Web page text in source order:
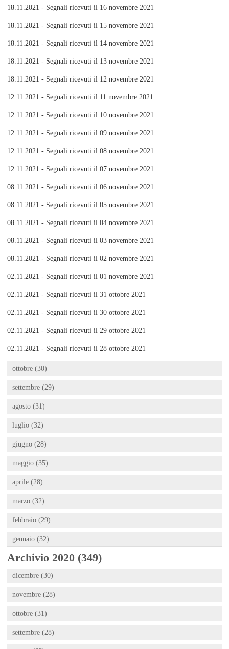
18.11.2021 - Segnali ricevuti il 16 novembre 2021
18.11.2021 - Segnali ricevuti il 15 novembre 2021
18.11.2021 - Segnali ricevuti il 14 novembre 2021
18.11.2021 - Segnali ricevuti il 13 novembre 2021
18.11.2021 - Segnali ricevuti il 12 novembre 2021
12.11.2021 - Segnali ricevuti il 11 novembre 2021
12.11.2021 - Segnali ricevuti il 10 novembre 2021
12.11.2021 - Segnali ricevuti il 09 novembre 2021
12.11.2021 - Segnali ricevuti il 08 novembre 2021
12.11.2021 - Segnali ricevuti il 07 novembre 2021
08.11.2021 - Segnali ricevuti il 06 novembre 2021
08.11.2021 - Segnali ricevuti il 05 novembre 2021
08.11.2021 - Segnali ricevuti il 04 novembre 2021
08.11.2021 - Segnali ricevuti il 03 novembre 2021
08.11.2021 - Segnali ricevuti il 02 novembre 2021
02.11.2021 - Segnali ricevuti il 01 novembre 2021
02.11.2021 - Segnali ricevuti il 31 ottobre 2021
02.11.2021 - Segnali ricevuti il 30 ottobre 2021
02.11.2021 - Segnali ricevuti il 29 ottobre 2021
02.11.2021 - Segnali ricevuti il 28 ottobre 2021
ottobre (30)
settembre (29)
agosto (31)
luglio (32)
giugno (28)
maggio (35)
aprile (28)
marzo (32)
febbraio (29)
gennaio (32)
Archivio 2020 (349)
dicembre (30)
novembre (28)
ottobre (31)
settembre (28)